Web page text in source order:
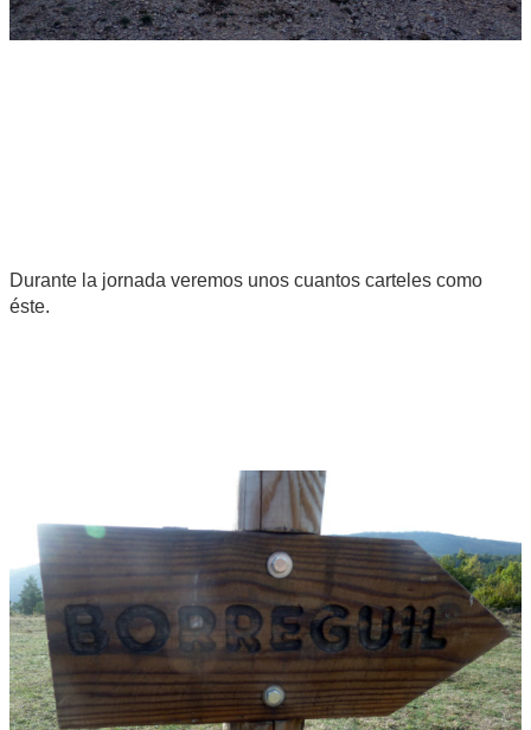
Durante la jornada veremos unos cuantos carteles como
éste.